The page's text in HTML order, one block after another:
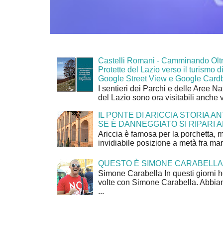
Castelli Romani - Camminando
Protette del Lazio verso il turismo
Google Street View e Google
I sentieri dei Parchi e delle Aree
del Lazio sono ora visitabili anche
IL PONTE DI ARICCIA STORIA
SE È DANNEGGIATO SI RIPARI
Ariccia è famosa per la porchetta,
invidiabile posizione a metà fra
QUESTO È SIMONE CARABELLA
Simone Carabella In questi giorni
volte con Simone Carabella.
...